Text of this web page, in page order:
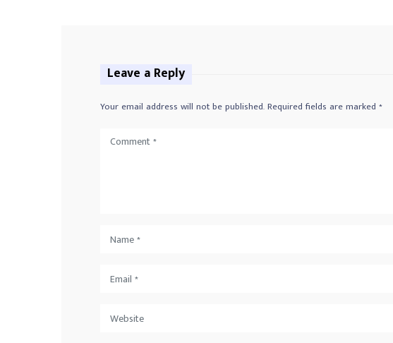
Leave a Reply
Your email address will not be published.Required fields are marked *